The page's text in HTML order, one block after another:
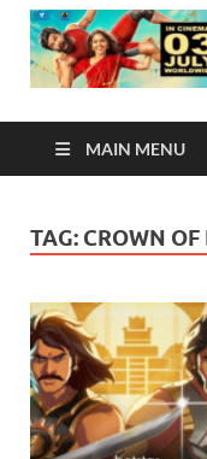
MAIN MENU
TAG: CROWN OF